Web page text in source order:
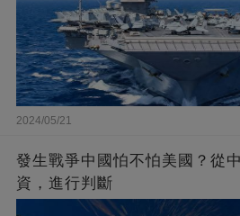
2024/05/21
發生戰爭中國怕不怕美國？從
資，進行判斷